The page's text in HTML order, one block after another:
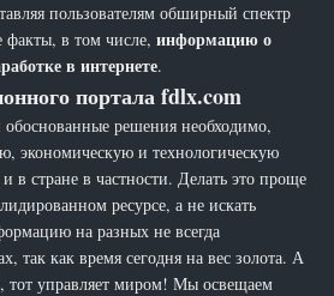
пользователям обширный спектр
факты, в том числе,информацию о
в интернете.
портала fdlx.com
решения необходимо,
экономическую и технологическую
в стране в частности. Делать это проще
ресурсе, а не искать
на разных не всегда
так как время сегодня на вес золота. А
тот управляет миром! Мы освещаем